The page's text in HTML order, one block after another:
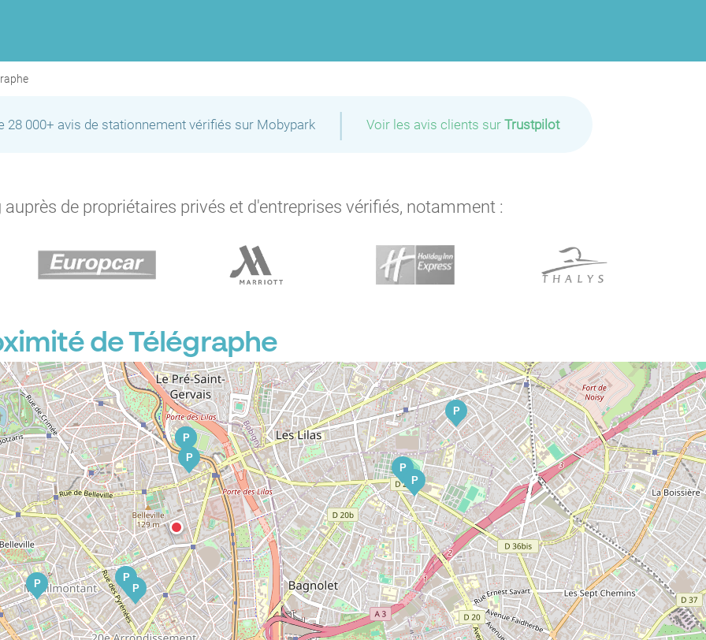
28 000+ avis de stationnement vérifiés sur Mobypark | Voir les avis clients sur Trustpilot
auprès de propriétaires privés et d'entreprises vérifiés, notamment :
de Télégraphe
P
P
P
P
P
P
P
P
P